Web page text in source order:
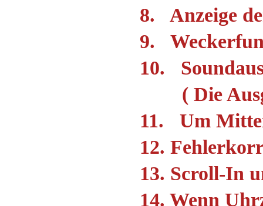
8. Anzeige
9.
10.
( Die
11. Um
12.
13. Scroll-In
14. Wenn